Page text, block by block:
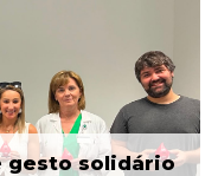
gesto solidário